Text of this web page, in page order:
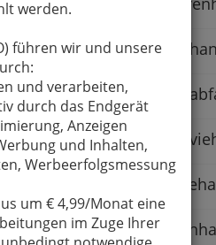
werden.
führen wir und unsere
und verarbeiten,
durch das Endgerät
Anzeigen
und Inhalten,
Werbeerfolgsmessung
um € 4,99/Monat eine
im Zuge Ihrer